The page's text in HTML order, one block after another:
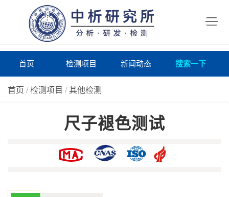
首页 检测项目 新闻动态 搜索一下
首页 /检测项目 /其他检测
尺子褪色测试